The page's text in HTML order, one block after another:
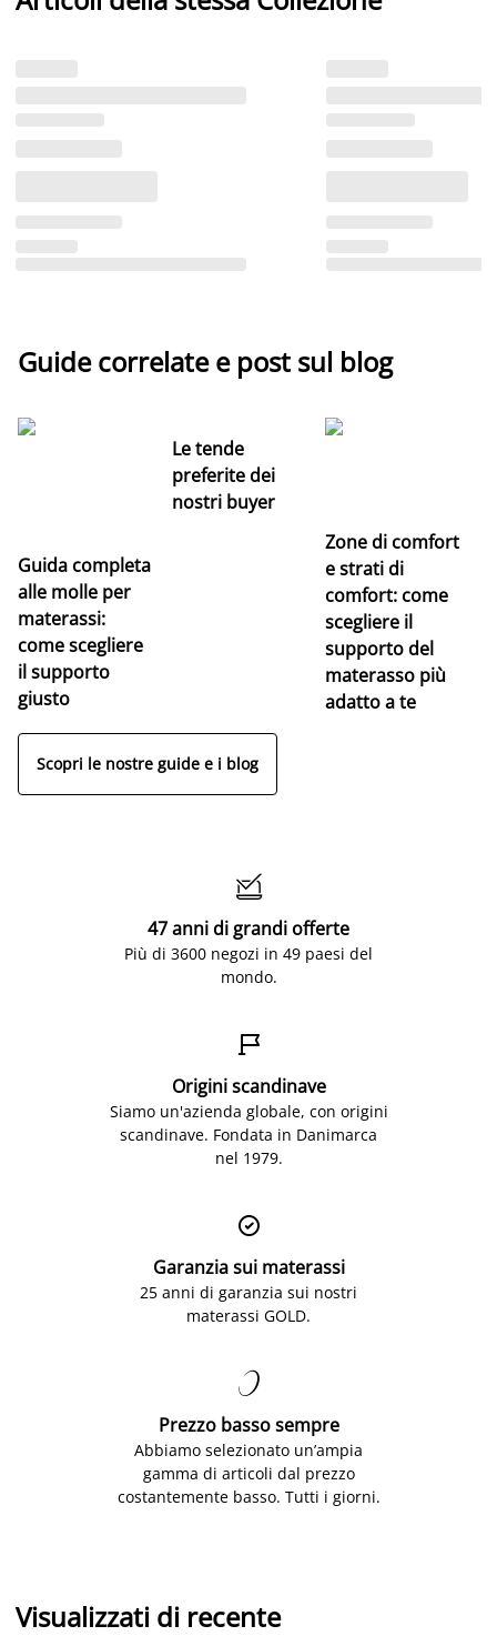
Guide correlate e post sul blog
Guida completa
alle molle per
materassi:
come scegliere
il supporto
giusto
Le tende
preferite dei
nostri buyer
Zone di comfort
e strati di
comfort: come
scegliere il
supporto del
materasso più
adatto a te
Scopri le nostre guide e i blog

47 anni di grandi offerte
Più di 3600 negozi in 49 paesi del
mondo.

Origini scandinave
Siamo un'azienda globale, con origini
scandinave. Fondata in Danimarca
nel 1979.

Garanzia sui materassi
25 anni di garanzia sui nostri
materassi GOLD.

Prezzo basso sempre
Abbiamo selezionato un’ampia
gamma di articoli dal prezzo
costantemente basso. Tutti i giorni.
Visualizzati di recente